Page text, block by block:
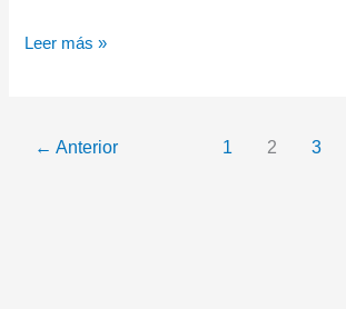
Navantia
Leer más »
← Anterior 1 2 3